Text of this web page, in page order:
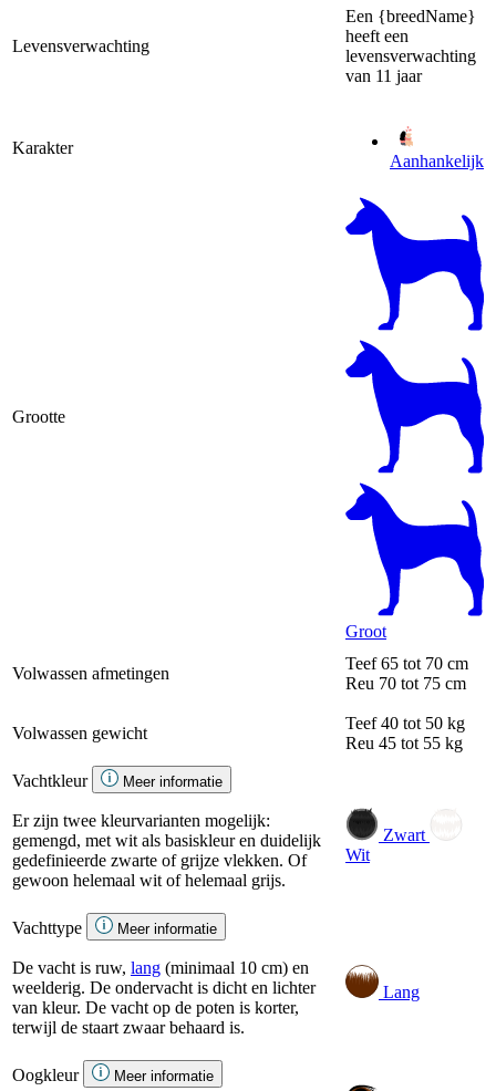
Levensverwachting
Een {breedName}
heeft een
levensverwachting
van 11 jaar
Karakter
Aanhankelijk
Grootte
Groot
Volwassen afmetingen
Teef 65 tot 70 cm
Reu 70 tot 75 cm
Volwassen gewicht
Teef 40 tot 50 kg
Reu 45 tot 55 kg
Vachtkleur
Meer informatie
Er zijn twee kleurvarianten mogelijk:
gemengd, met wit als basiskleur en duidelijk
gedefinieerde zwarte of grijze vlekken. Of
gewoon helemaal wit of helemaal grijs.
Zwart
Wit
Vachttype Meer informatie
De vacht is ruw, lang (minimaal 10 cm) en
weelderig. De ondervacht is dicht en lichter
van kleur. De vacht op de poten is korter,
terwijl de staart zwaar behaard is.
Lang
Oogkleur Meer informatie